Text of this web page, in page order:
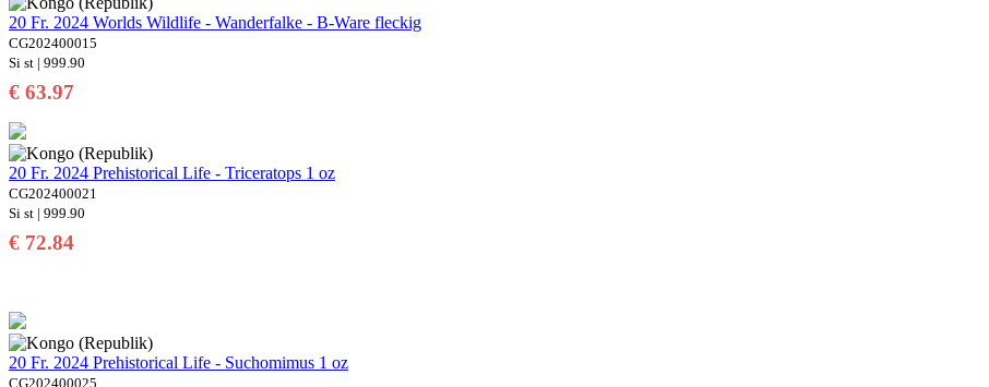
20 Fr. 2024 Worlds Wildlife - Wanderfalke - B-Ware fleckig
CG202400015
Si st | 999.90
€ 63.97
20 Fr. 2024 Prehistorical Life - Triceratops 1 oz
CG202400021
Si st | 999.90
€ 72.84
20 Fr. 2024 Prehistorical Life - Suchomimus 1 oz
CG202400025